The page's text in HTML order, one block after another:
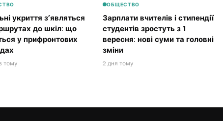
укриття з’являться
до шкіл: що
у прифронтових
тому
ОБЩЕСТВО
Зарплати вчителів і стипендії
студентів зростуть з 1
вересня: нові суми та головні
зміни
2 дня тому